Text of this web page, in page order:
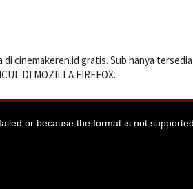
cinemakeren.id gratis. Sub hanya
DI MOZILLA FIREFOX.
or because the format is not